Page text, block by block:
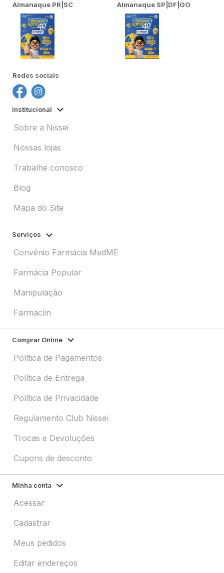
Almanaque PR|SC Almanaque SP|DF|GO
Redes sociais
Institucional
Sobre a Nissei
Nossas lojas
Trabalhe conosco
Blog
Mapa do Site
Serviços
Convênio Farmácia MedME
Farmácia Popular
Manipulação
Farmaclin
Comprar Online
Política de Pagamentos
Política de Entrega
Política de Privacidade
Regulamento Club Nissei
Trocas e Devoluções
Cupons de desconto
Minha conta
Acessar
Cadastrar
Meus pedidos
Editar endereços